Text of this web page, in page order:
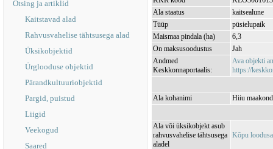
Otsing ja artiklid
Kaitstavad alad
Rahvusvahelise tähtsusega alad
Üksikobjektid
Ürglooduse objektid
Pärandkultuuriobjektid
Pargid, puistud
Liigid
Veekogud
Saared
Ala staatus
kaitsealune
Tüüp
püsielupaik
Maismaa pindala (ha)
6,3
On maksusoodustus
Jah
Andmed
Keskkonnaportaalis:
Ava objekti
https://
Ala kohanimi Hiiu
Ala või üksikobjekt asub
rahvusvahelise tähtsusega
aladel
Kõpu